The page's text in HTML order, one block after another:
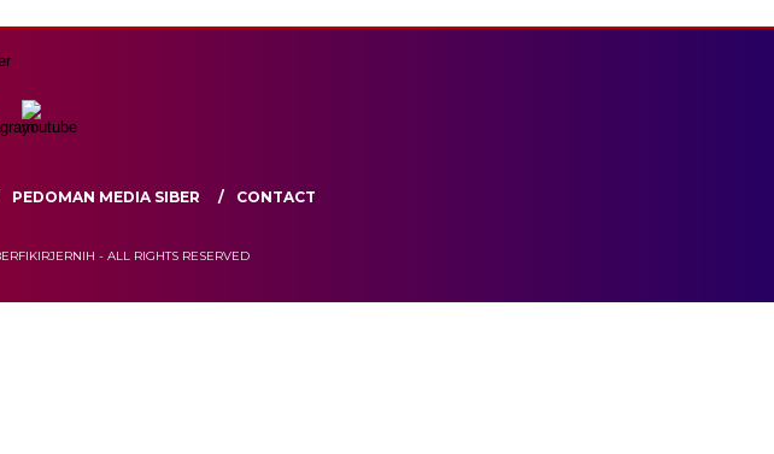
PEDOMAN MEDIA SIBER CONTACT
- ALL RIGHTS RESERVED